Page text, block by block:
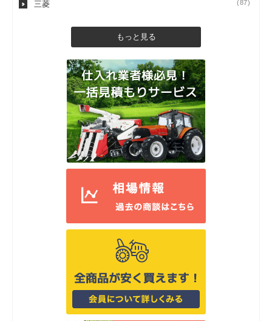
三菱 (87)
もっと見る